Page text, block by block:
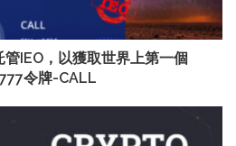
IEO，以獲取世界上第一個
令牌-CALL